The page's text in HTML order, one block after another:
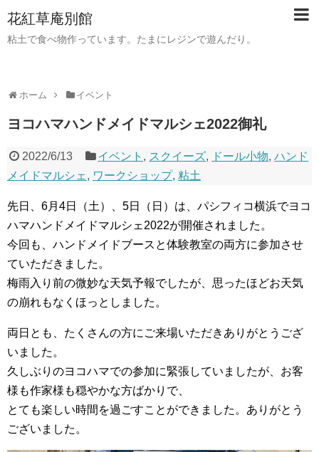
花紅草庵別館
粘土で食べ物作っています。たまにレジンで遊んだり。
ホーム イベント
ヨコハマハンドメイドマルシェ2022御礼
2022/6/13 イベント , スクイーズ, ドール小物,ハンド
メイドマルシェ , ワークショップ, 粘土
先日、6月4日（土）、5日（日）は、パシフィコ横浜でヨコ
ハマハンドメイドマルシェ2022が開催されました。
今回も、ハンドメイドブースと体験教室の両方に参加させ
ていただきました。
梅雨入り前の微妙な天気予報でしたが、思ったほどお天気
の崩れもなくほっとしました。
両日とも、たくさんの方にご来場いただきありがとうござ
いました。
久しぶりのヨコハマでの参加に緊張していましたが、お客
様も作家様も穏やかな方ばかりで、
とても楽しい時間を過ごすことができました。ありがとう
ございました。